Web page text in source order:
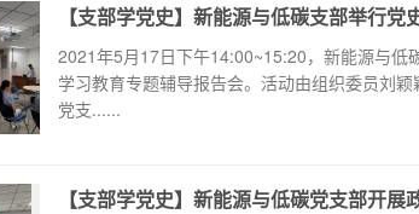
【支部学党史】新能源与低碳支部举行
2021年5月17日下午14:00~15:20，新能源与低
学习教育专题辅导报告会。活动由组织委员刘
党支......
【支部学党史】新能源与低碳党支部开展